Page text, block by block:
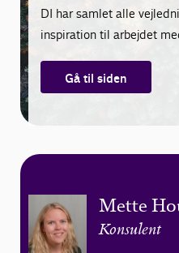
DI har samlet alle
inspiration til arbejdet
Gå til siden
Mette
Konsulent